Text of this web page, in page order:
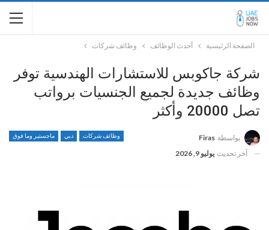
الصفحة الرئيسية أحدث الوظائف وظائف شركات
شركة جاكوبس للاستشارات الهندسية توفر
وظائف جديدة لجميع الجنسيات برواتب
تصل 20000 وأكثر
وظائف شركات دبي ماجستير وما فوق بواسطة Firas
آخر تحديث يوليو 9, 2026